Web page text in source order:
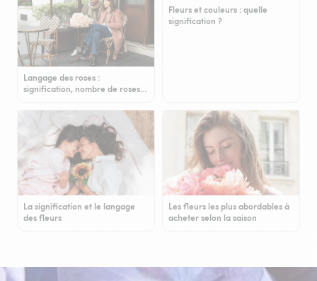
Langage des roses :
signification, nombre de roses…
Fleurs et couleurs : quelle
signification ?
La signification et le langage
des fleurs
Les fleurs les plus abordables à
acheter selon la saison